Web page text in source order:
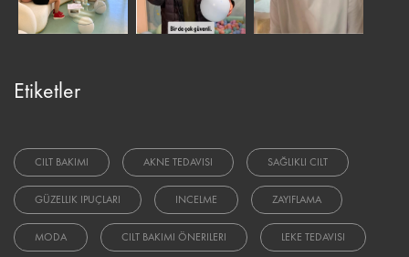
Etiketler
CILT BAKIMI AKNE TEDAVISI SAĞLIKLI CILT
GÜZELLIK IPUÇLARI INCELME ZAYIFLAMA
MODA CILT BAKIMI ÖNERILERI LEKE TEDAVISI